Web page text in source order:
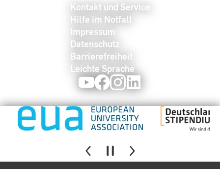
Kontakt und Service
Hilfe im Notfall
Impressum
Datenschutz
Barrierefreiheit
Leichte Sprache
YoutubeFacebookInstagram